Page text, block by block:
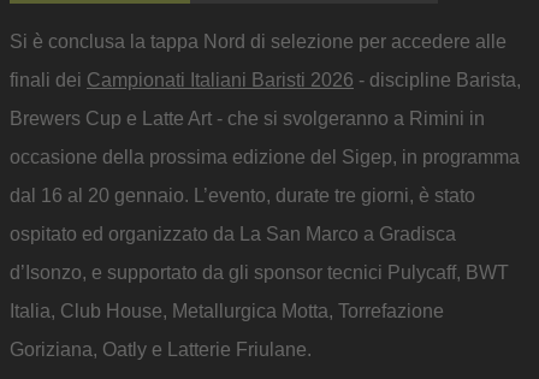
Si è conclusa la tappa Nord di selezione per accedere alle
finali dei Campionati Italiani Baristi 2026 - discipline Barista,
Brewers Cup e Latte Art - che si svolgeranno a Rimini in
occasione della prossima edizione del Sigep, in programma
dal 16 al 20 gennaio. L’evento, durate tre giorni, è stato
ospitato ed organizzato da La San Marco a Gradisca
d’Isonzo, e supportato da gli sponsor tecnici Pulycaff, BWT
Italia, Club House, Metallurgica Motta, Torrefazione
Goriziana, Oatly e Latterie Friulane.